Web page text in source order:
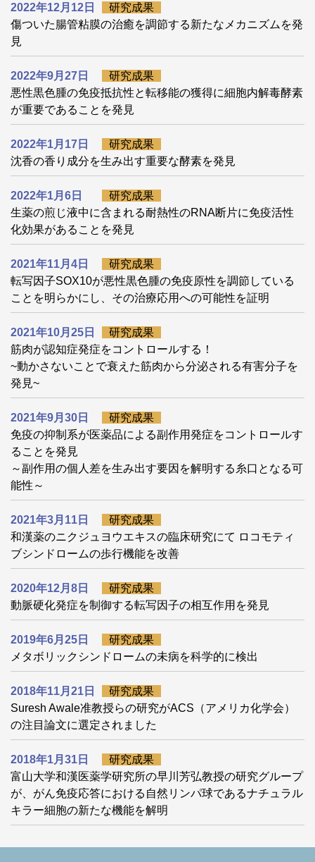
2022年12月12日
研究成果
傷ついた腸管粘膜の治癒を調節する新たなメカニズムを発
見
2022年9月27日
研究成果
悪性黒色腫の免疫抵抗性と転移能の獲得に細胞内解毒酵素
が重要であることを発見
2022年1月17日
研究成果
沈香の香り成分を生み出す重要な酵素を発見
2022年1月6日
研究成果
生薬の煎じ液中に含まれる耐熱性のRNA断片に免疫活性
化効果があることを発見
2021年11月4日
研究成果
転写因子SOX10が悪性黒色腫の免疫原性を調節している
ことを明らかにし、その治療応用への可能性を証明
2021年10月25日
研究成果
筋肉が認知症発症をコントロールする！
~動かさないことで衰えた筋肉から分泌される有害分子を
発見~
2021年9月30日
研究成果
免疫の抑制系が医薬品による副作用発症をコントロールす
ることを発見
～副作用の個人差を生み出す要因を解明する糸口となる可
能性～
2021年3月11日
研究成果
和漢薬のニクジュヨウエキスの臨床研究にて ロコモティ
ブシンドロームの歩行機能を改善
2020年12月8日
研究成果
動脈硬化発症を制御する転写因子の相互作用を発見
2019年6月25日
研究成果
メタボリックシンドロームの未病を科学的に検出
2018年11月21日
研究成果
Suresh Awale准教授らの研究がACS（アメリカ化学会）
の注目論文に選定されました
2018年1月31日
研究成果
富山大学和漢医薬学研究所の早川芳弘教授の研究グループ
が、がん免疫応答における自然リンパ球であるナチュラル
キラー細胞の新たな機能を解明